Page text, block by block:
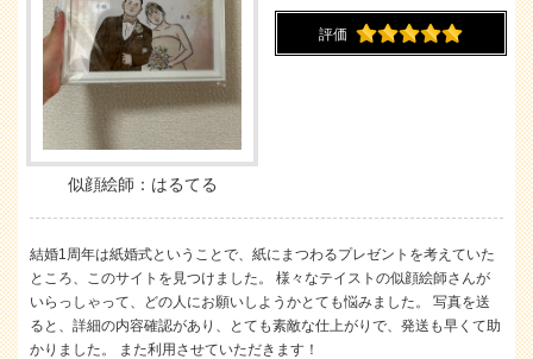
似顔絵師：はるてる
評価
結婚1周年は紙婚式ということで、紙にまつわるプレゼントを考えていた
ところ、このサイトを見つけました。 様々なテイストの似顔絵師さんが
いらっしゃって、どの人にお願いしようかとても悩みました。 写真を送
ると、詳細の内容確認があり、とても素敵な仕上がりで、発送も早くて助
かりました。 また利用させていただきます！